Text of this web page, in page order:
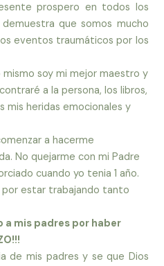
prospero en todos los
que somos mucho
eventos traumáticos por los
soy mi mejor maestro y
a la persona, los libros,
mis heridas emocionales y
a hacerme
No quejarme con mi Padre
cuando yo tenia 1 año.
por estar trabajando tanto
a mis padres por haber
de mis padres y se que Dios